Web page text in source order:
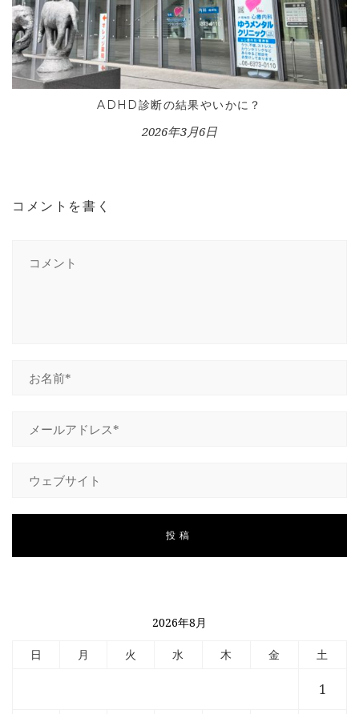
ADHD診断の結果やいかに？
2026年3月6日
コメントを書く
2026年8月
日 月 火 水 木 金 土
1